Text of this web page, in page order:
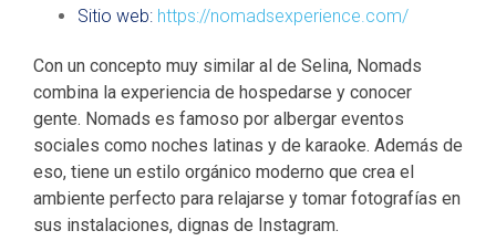
Sitio web: https://nomadsexperience.com/
Con un concepto muy similar al de Selina, Nomads
combina la experiencia de hospedarse y conocer
gente. Nomads es famoso por albergar eventos
sociales como noches latinas y de karaoke. Además de
eso, tiene un estilo orgánico moderno que crea el
ambiente perfecto para relajarse y tomar fotografías en
sus instalaciones, dignas de Instagram.